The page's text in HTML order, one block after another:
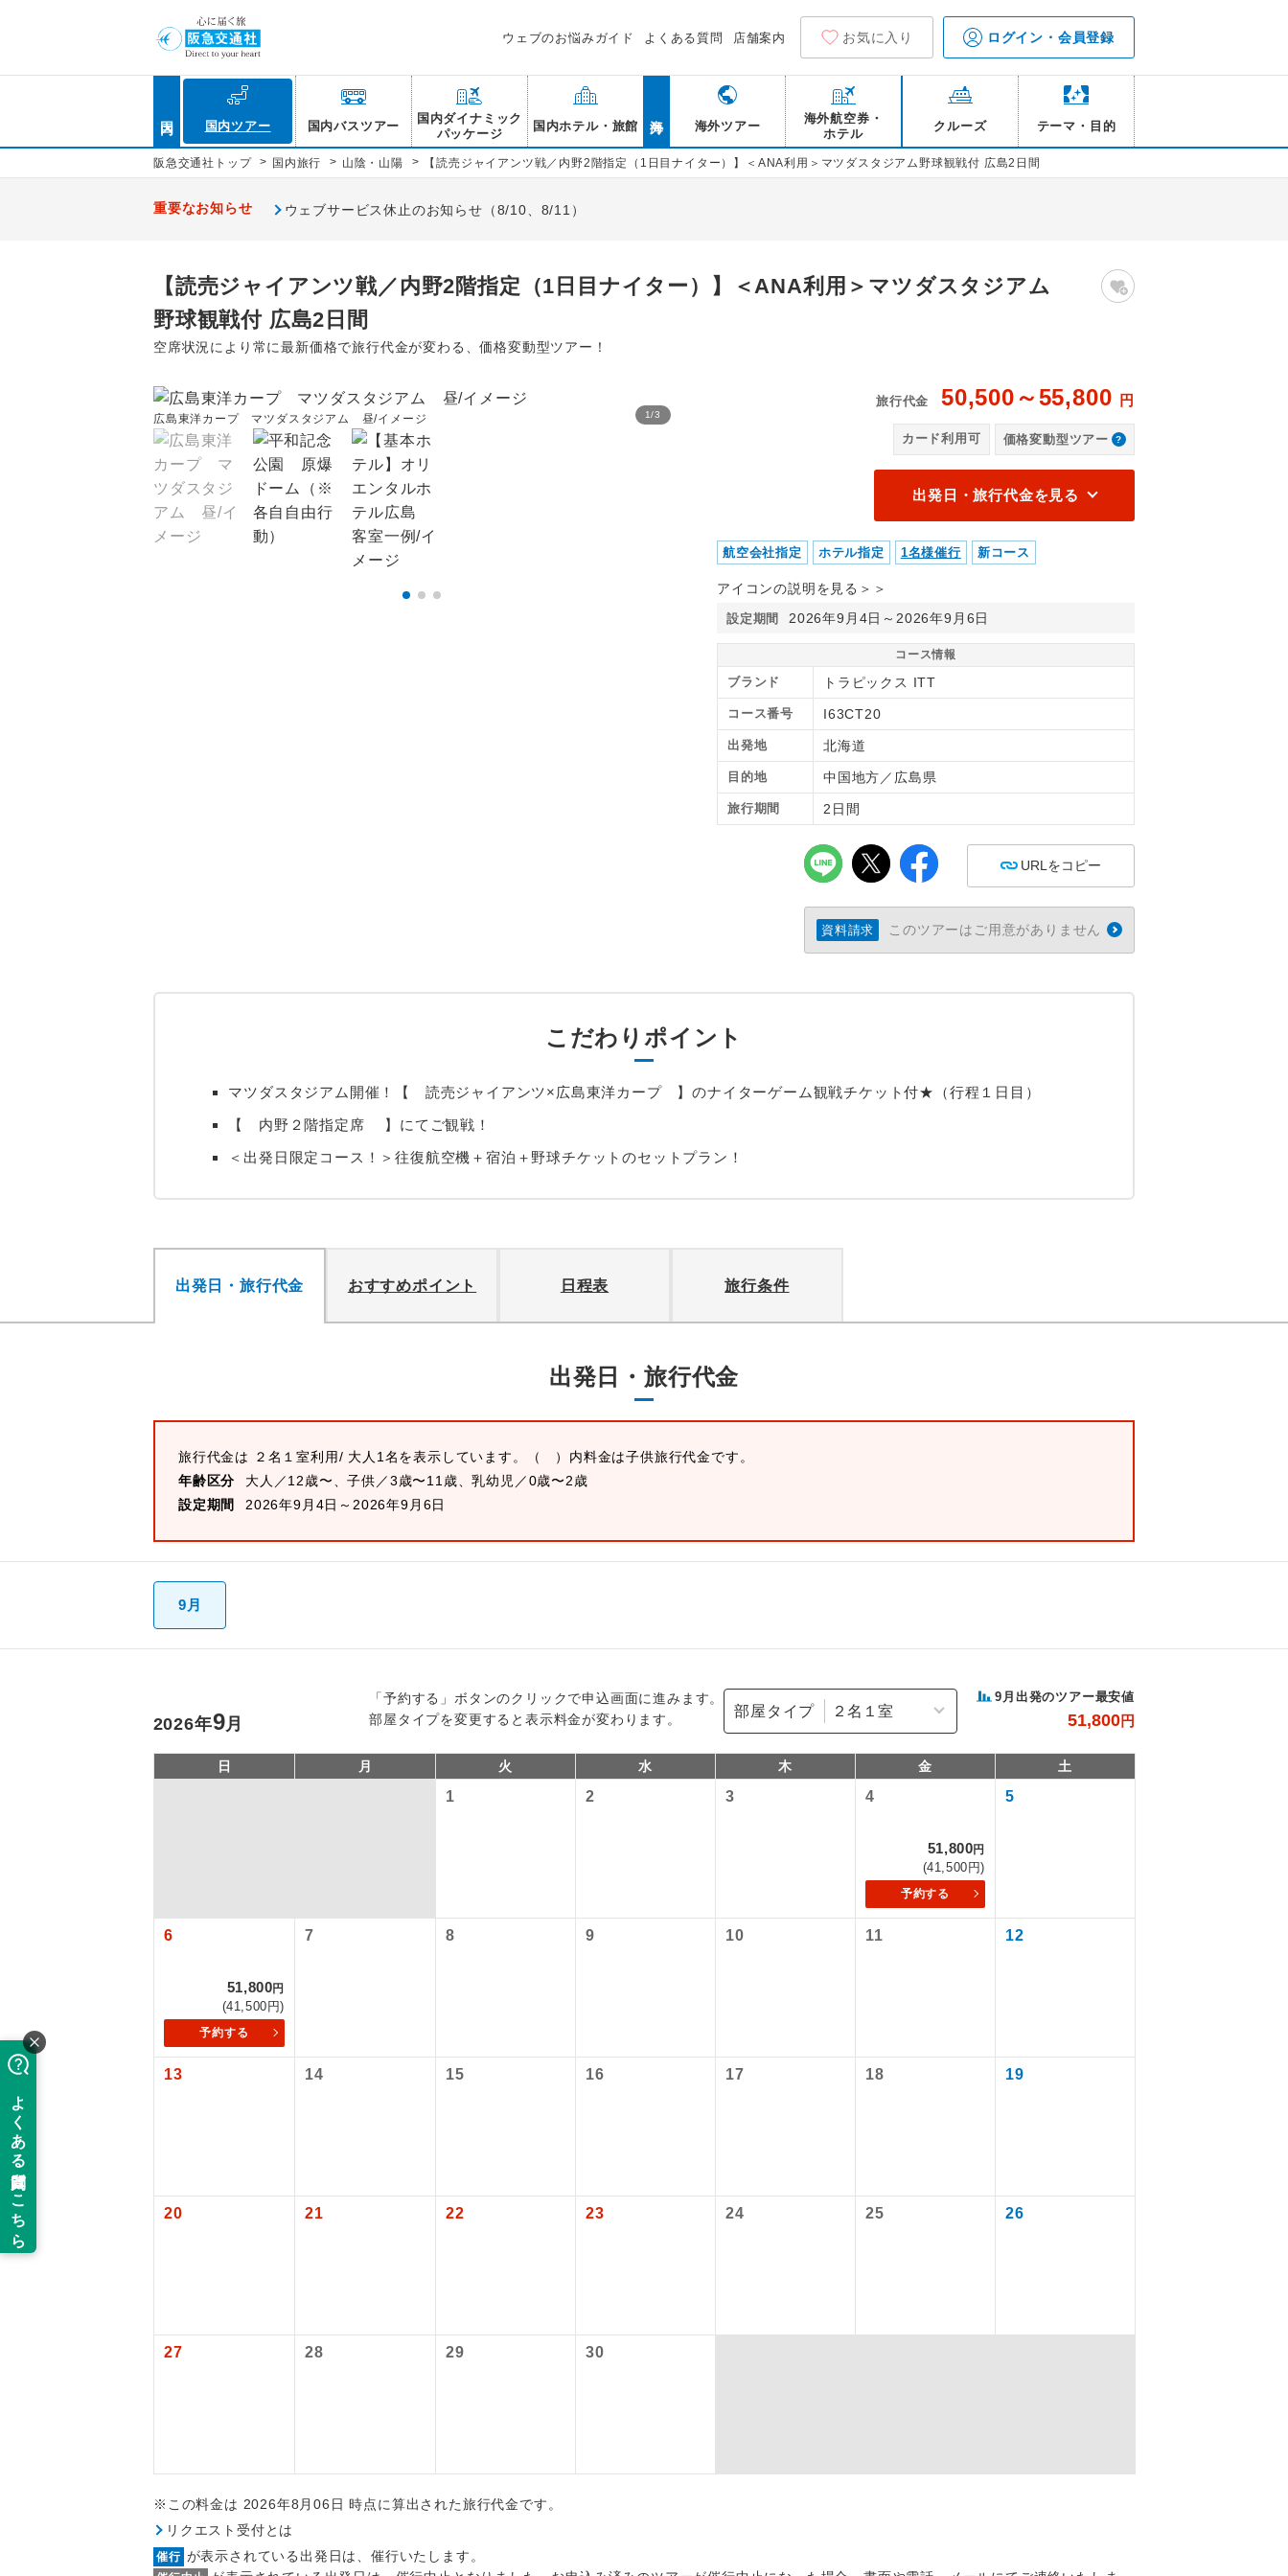
ウェブのお悩みガイド よくある質問 店舗案内 お気に入り ログイン・会員登録
国内ツアー 国内バスツアー
国内ダイナミック
パッケージ
国内ホテル・旅館 海外ツアー
海外航空券・
ホテル
クルーズ テーマ・目的
阪急交通社トップ > 国内旅行 > 山陰・山陽 > 【読売ジャイアンツ戦／内野2階指定（1日目ナイター）】＜ANA利用＞マツダスタジアム野球観戦付 広島2日間
重要なお知らせ ウェブサービス休止のお知らせ（8/10、8/11）
【読売ジャイアンツ戦／内野2階指定（1日目ナイター）】＜ANA利用＞マツダスタジアム
野球観戦付 広島2日間
空席状況により常に最新価格で旅行代金が変わる、価格変動型ツアー！
1/3
広島東洋カープ マツダスタジアム 昼/イメージ
旅行代金 50,500～55,800 円
カード利用可 価格変動型ツアー
出発日・旅行代金を見る
航空会社指定 ホテル指定 1名様催行 新コース
アイコンの説明を見る＞＞
設定期間 2026年9月4日～2026年9月6日
コース情報
ブランド トラピックス ITT
コース番号 I63CT20
出発地 北海道
目的地 中国地方／広島県
旅行期間 2日間
URLをコピー
資料請求 このツアーはご用意がありません
こだわりポイント
マツダスタジアム開催！【 読売ジャイアンツ×広島東洋カープ 】のナイターゲーム観戦チケット付★（行程１日目）
【 内野２階指定席 】にてご観戦！
＜出発日限定コース！＞往復航空機＋宿泊＋野球チケットのセットプラン！
出発日・旅行代金 おすすめポイント 日程表 旅行条件
出発日・旅行代金
旅行代金は ２名１室利用/ 大人1名を表示しています。
（ ）内料金は子供旅行代金です。
年齢区分
大人／12歳〜、子供／3歳〜11歳、乳幼児／0歳〜2歳
設定期間
2026年9月4日～2026年9月6日
9月
「予約する」ボタンのクリックで申込画面に進みます。
部屋タイプを変更すると表示料金が変わります。
部屋タイプ
9 月出発のツアー最安値
51,800円
2026年9月
日 月 火 水 木 金 土
1 2 3 4
51,800円
(41,500円)
予約する
5
6
51,800円
(41,500円)
予約する
7 8 9 10 11 12
13 14 15 16 17 18 19
20 21 22 23 24 25 26
27 28 29 30
※この料金は 2026年8月06日 時点に算出された旅行代金です。
リクエスト受付とは
催行 が表示されている出発日は、催行いたします。
航空会社が設定する「個人包括旅行運賃」を利用したツアーです。
ウェブ限定コースとなりますので、コールセンター及びカウンターでのお申し込みはできま
現地添乗員同行
現地到着空港（駅）から最終日出発空港（駅）まで添乗員が
ユネスコに登録されている文化遺産や自然遺産を訪ねるコー
温泉 温泉地にも宿泊するコースです。
全食事付き